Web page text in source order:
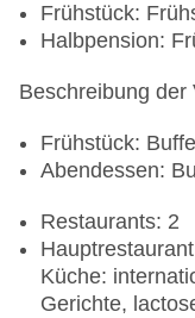
Frühstück:
Halbpension:
Beschreibung der
Frühstück:
Abendessen:
Restaurants: 2
Küche:
Gerichte,